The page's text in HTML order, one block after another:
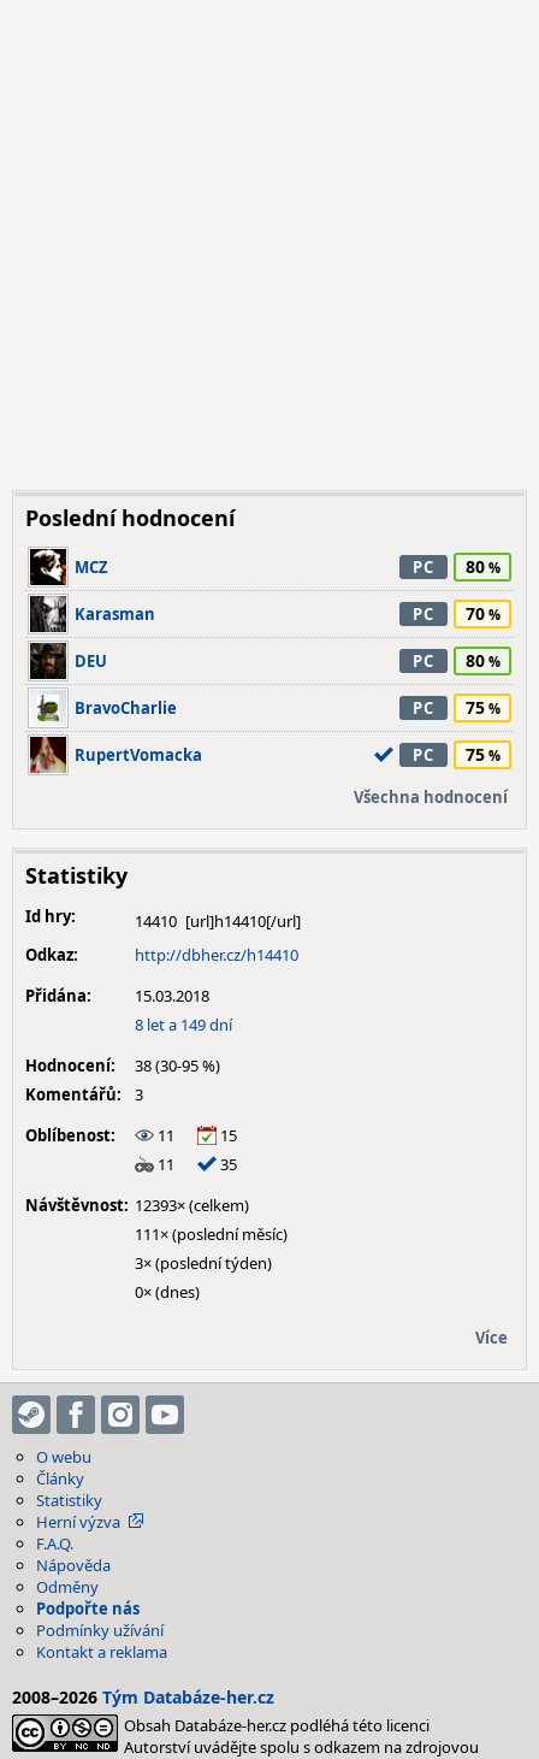
Poslední hodnocení
MCZ PC 80
Karasman PC 70
DEU PC 80
BravoCharlie PC 75
RupertVomacka PC 75
Všechna hodnocení
Statistiky
Id hry:
14410
Odkaz:
http://dbher.cz/h14410
Přidána:
15.03.2018
8 let a 149 dní
Hodnocení:
38 (30-95 %)
Komentářů:
3
Oblíbenost:
11
15
11
35
Návštěvnost: 12393× (celkem)
111× (poslední měsíc)
3× (poslední týden)
0× (dnes)
Více
O webu
Články
Statistiky
Herní výzva
F.A.Q.
Nápověda
Odměny
Podpořte nás
Podmínky užívání
Kontakt a reklama
2008–2026 Tým Databáze-her.cz
Obsah Databáze-her.cz podléhá této licenci
Autorství uvádějte spolu s odkazem na zdrojovou